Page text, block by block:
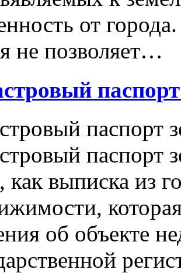
от
не позволяет…
паспорт
паспорт
как выписка из
об объекте